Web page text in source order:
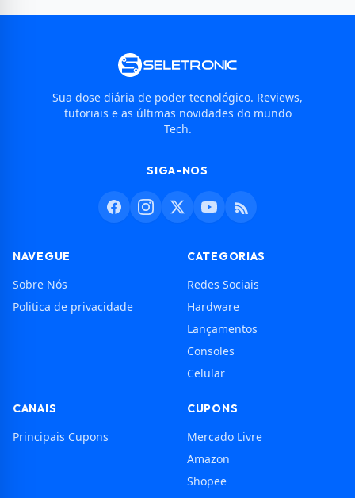
Sua dose diária de poder tecnológico. Reviews,
tutoriais e as últimas novidades do mundo
Tech.
SIGA-NOS
NAVEGUE
Sobre Nós
Politica de privacidade
CATEGORIAS
Redes Sociais
Hardware
Lançamentos
Consoles
Celular
CANAIS
Principais Cupons
CUPONS
Mercado Livre
Amazon
Shopee